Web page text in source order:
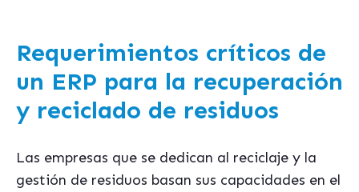
Requerimientos críticos de
un ERP para la recuperación
y reciclado de residuos
Las empresas que se dedican al reciclaje y la
gestión de residuos basan sus capacidades en el